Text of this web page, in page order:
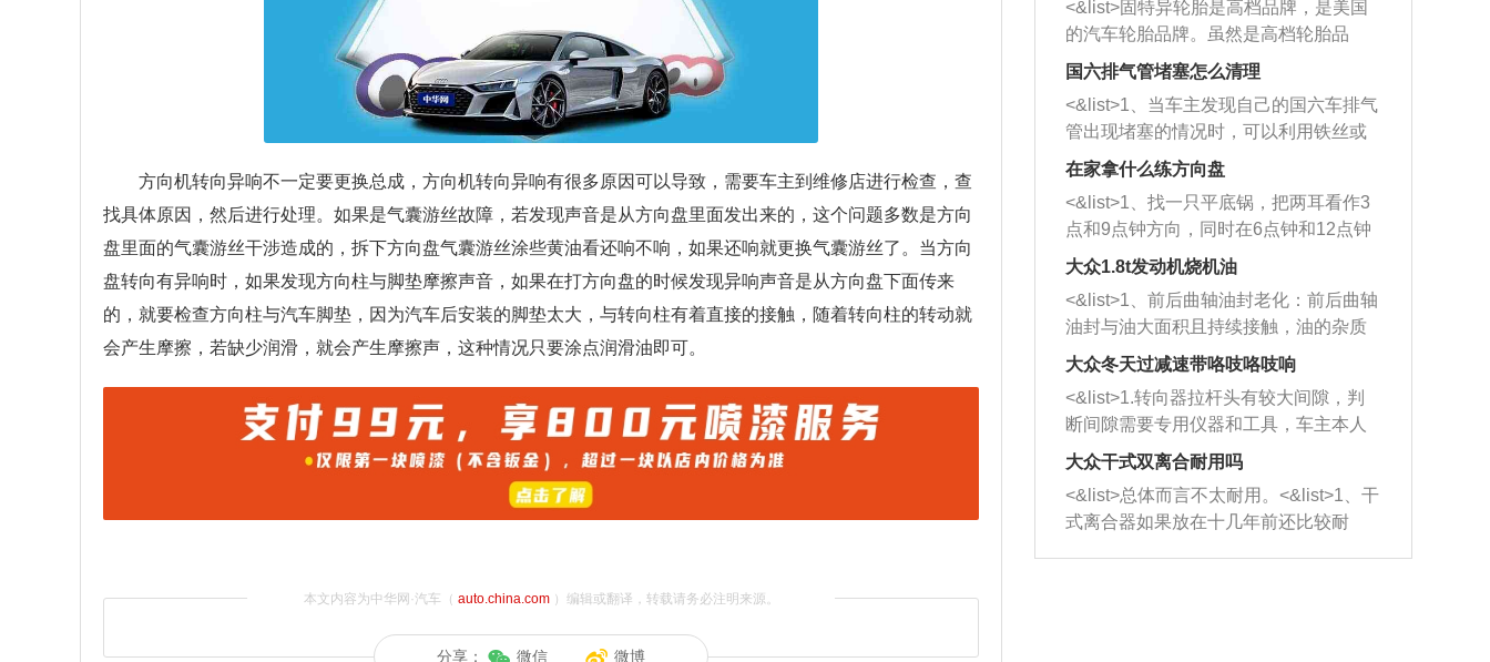
方向机转向异响不一定要更换总成，方向机转向异响有很多原因可以导致，需要车主到维修店进行检查，查
找具体原因，然后进行处理。如果是气囊游丝故障，若发现声音是从方向盘里面发出来的，这个问题多数是方向
盘里面的气囊游丝干涉造成的，拆下方向盘气囊游丝涂些黄油看还响不响，如果还响就更换气囊游丝了。当方向
盘转向有异响时，如果发现方向柱与脚垫摩擦声音，如果在打方向盘的时候发现异响声音是从方向盘下面传来
的，就要检查方向柱与汽车脚垫，因为汽车后安装的脚垫太大，与转向柱有着直接的接触，随着转向柱的转动就
会产生摩擦，若缺少润滑，就会产生摩擦声，这种情况只要涂点润滑油即可。
本文内容为中华网·汽车（ auto.china.com）编辑或翻译，转载请务必注明来源。
分享： 微信 微博
<&list>固特异轮胎是高档品牌，是美国
的汽车轮胎品牌。虽然是高档轮胎品
牌，但是中高低端的轮胎都有生产，这
也是为了更好的开拓市场。
国六排气管堵塞怎么清理
<&list>1、当车主发现自己的国六车排气
管出现堵塞的情况时，可以利用铁丝或
者是细棍，直接将杂物给取出来，如果
堵塞情况比较严重，也可以采取应急措
施。 <&list>2、直接利用木棍将所有的
杂物推到排气管里面的位置处，然后将
三元催化器拆解开，就可以将堵塞的东
西取出来。但如果是因为积碳过多引起
的堵塞，就需要将三元催化器泡在草酸
洗剂对堵塞的情况得到解决，将清洗剂
放在燃油箱中，与燃油混合后，车辆启
动时，就可以和汽油一起进入到燃烧
室，最后形成废气排出，就可以让三元
催化器得到清洗，排气管堵塞的情况就
能够得到解决。
在家拿什么练方向盘
<&list>1、找一只平底锅，把两耳看作3
点和9点钟方向，同时在6点钟和12点钟
方向做一个标记。 <&list>2、双手握住
一圈半的练习，往右同样也要打相同的
圈数。 <&list>3、最后强调要反复练
习，这样就可以形成肌肉记忆，在真实
驾驶车辆时，不需要记忆也能打好方
向。
大众1.8t发动机烧机油
<&list>1、前后曲轴油封老化：前后曲轴
油封与油大面积且持续接触，油的杂质
和发动机内持续温度变化使其密封效果
逐渐减弱，导致渗油或漏油。<&list>2、
活塞间隙过大：积碳会使活塞环与缸体
的间隙扩大，导致机油流入燃烧室中，
造成烧机油。<&list>3、机油粘度。使用
机油粘度过小的话，同样会有烧机油现
象，机油粘度过小具有很好的流动性，
大众冬天过减速带咯吱咯吱响
<&list>1.转向器拉杆头有较大间隙，判
断间隙需要专用仪器和工具，车主本人
无法制作，需要将车辆送到修理厂或4s
店；<&list>2.车辆半轴套管防尘罩破
裂，破裂后会出现漏油现象，使半轴磨
损严重，磨损的半轴容易损坏，产生异
响；<&list>3.稳定器的转向胶套和球头
大众干式双离合耐用吗
<&list>总体而言不太耐用。<&list>1、干
式离合器如果放在十几年前还比较耐